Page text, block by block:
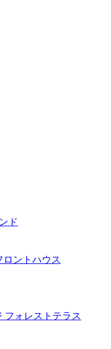
ド
ロントハウス
フォレストテラス